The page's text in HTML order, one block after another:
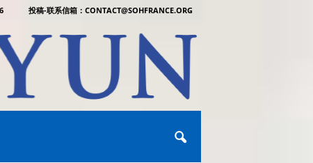
投稿-联系信箱：CONTACT@SOHFRANCE.ORG